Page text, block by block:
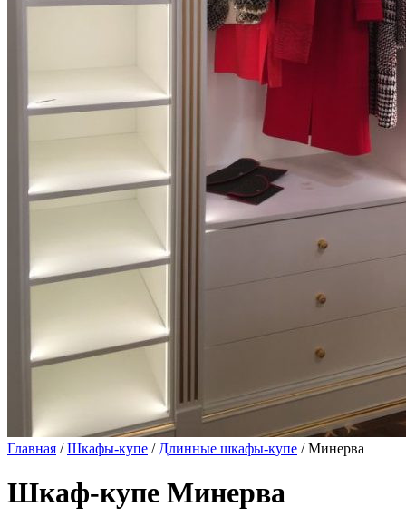
Главная /Шкафы-купе / Длинные шкафы-купе / Минерва
Шкаф-купе Минерва